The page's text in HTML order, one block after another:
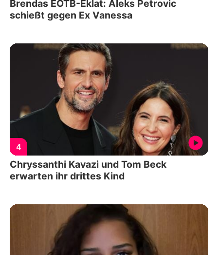
Brendas EOTB-Eklat: Aleks Petrovic
schießt gegen Ex Vanessa
4
Chryssanthi Kavazi und Tom Beck
erwarten ihr drittes Kind